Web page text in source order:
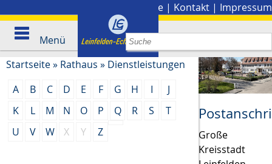
Presse | Kontakt | Impressum
Menü
Startseite» Rathaus » Dienstleistungen
A
B C D E F G H I
J
K
L M N O P Q R S
T
U
V W X Y Z
Große
Kreisstadt